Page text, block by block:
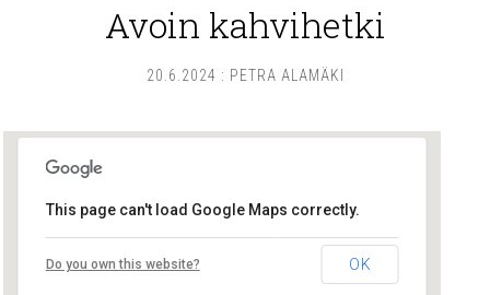
Avoin kahvihetki
20.6.2024 : PETRA ALAMÄKI
Lounais-Suomen – SYLI ry
Maariankatu 8 D 104 - Turku
This page can't load Google Maps correctly.
Do you own this website? OK